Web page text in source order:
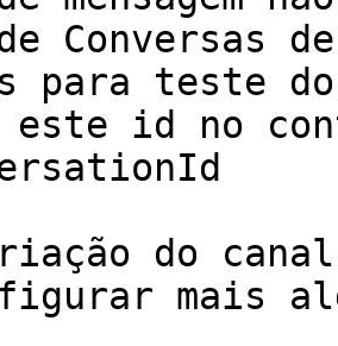
Conversas
para teste
este id no
do
mais